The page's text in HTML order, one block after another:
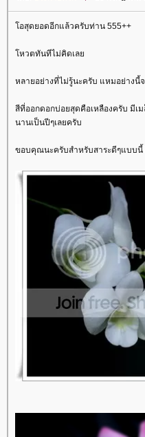
อสุดยอดอีกแล้วครับท่าน 555++
หวตทันทีไม่คิดเล
หลายอย่างที่ไม่รู้นะครับ แหมอย่าง
สีที่ออกดอกบ่อยสุดคือเหลืองครับ มีเ
นานเป็นปีๆเลยครับ
ขอบคุณนะครับสำหรับสาระดีๆแบบนี้